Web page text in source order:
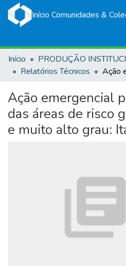
Início Comunidades &
Início
Relatórios Técnicos
Ação emergencial
das áreas de risco
e muito alto grau: